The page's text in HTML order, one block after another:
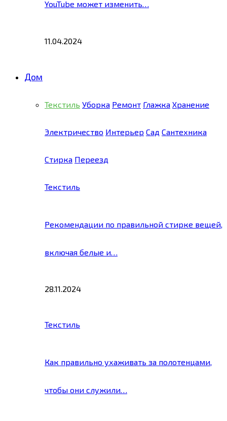
YouTube может изменить…
11.04.2024
Дом
Текстиль Уборка Ремонт Глажка Хранение
Электричество Интерьер Сад Сантехника
Стирка Переезд
Текстиль
Рекомендации по правильной стирке вещей,
включая белые и…
28.11.2024
Текстиль
Как правильно ухаживать за полотенцами,
чтобы они служили…